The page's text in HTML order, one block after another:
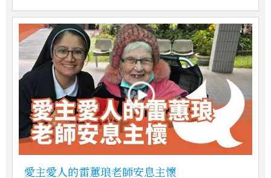
愛主愛人的雷蕙琅老師安息主懷